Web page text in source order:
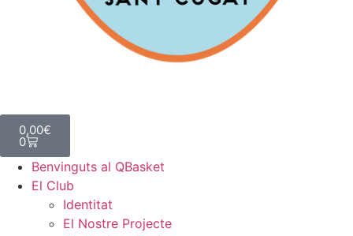
0,00€
0
Benvinguts al QBasket
El Club
Identitat
El Nostre Projecte